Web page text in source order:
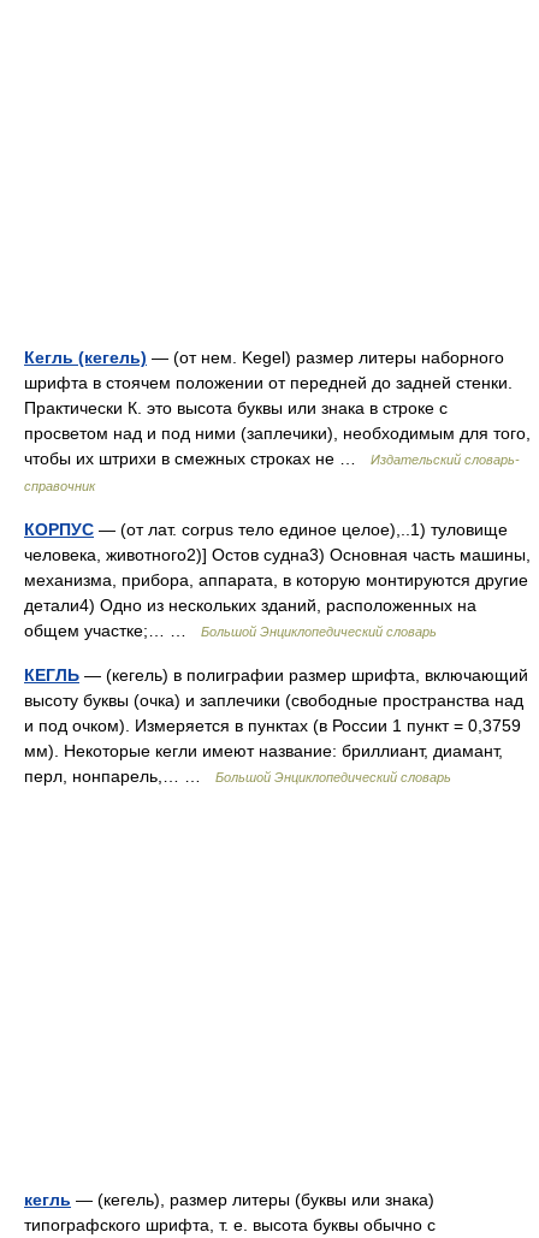
Кегль (кегель) — (от нем. Kegel) размер литеры наборного
шрифта в стоячем положении от передней до задней стенки.
Практически К. это высота буквы или знака в строке с
просветом над и под ними (заплечики), необходимым для того,
чтобы их штрихи в смежных строках не …
Издательский словарь-
справочник
КОРПУС — (от лат. corpus тело единое целое),..1) туловище
человека, животного2)] Остов судна3) Основная часть машины,
механизма, прибора, аппарата, в которую монтируются другие
детали4) Одно из нескольких зданий, расположенных на
общем участке;… …
Большой Энциклопедический словарь
КЕГЛЬ — (кегель) в полиграфии размер шрифта, включающий
высоту буквы (очка) и заплечики (свободные пространства над
и под очком). Измеряется в пунктах (в России 1 пункт = 0,3759
мм). Некоторые кегли имеют название: бриллиант, диамант,
перл, нонпарель,… …
Большой Энциклопедический словарь
кегль — (кегель), размер литеры (буквы или знака)
типографского шрифта, т. е. высота буквы обычно с